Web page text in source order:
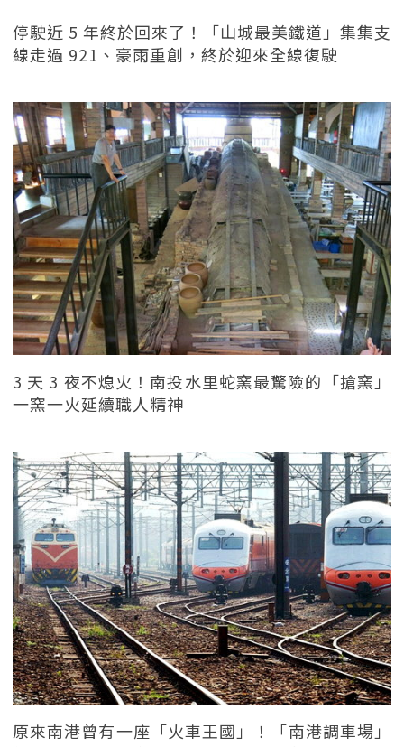
停駛近 5 年終於回來了！「山城最美鐵道」集集支
線走過 921、豪雨重創，終於迎來全線復駛
3 天 3 夜不熄火！南投水里蛇窯最驚險的「搶窯」
一窯一火延續職人精神
原來南港曾有一座「火車王國」！「南港調車場」